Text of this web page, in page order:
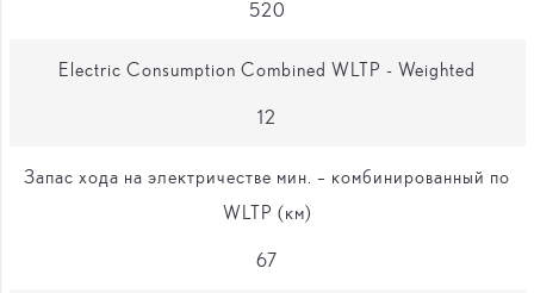
520
Electric Consumption Combined WLTP - Weighted
12
Запас хода на электричестве мин. – комбинированный по
WLTP (км)
67